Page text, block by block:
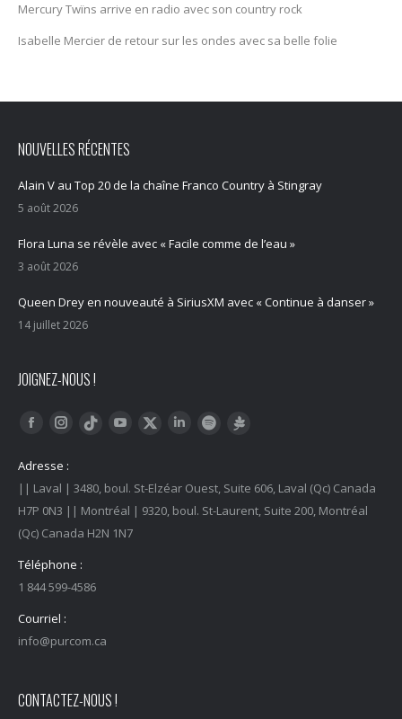
Mercury Twïns arrive en radio avec son country rock
Isabelle Mercier de retour sur les ondes avec sa belle folie
NOUVELLES RÉCENTES
Alain V au Top 20 de la chaîne Franco Country à Stingray
5 août 2026
Flora Luna se révèle avec « Facile comme de l’eau »
3 août 2026
Queen Drey en nouveauté à SiriusXM avec « Continue à danser »
14 juillet 2026
JOIGNEZ-NOUS !
Trouvez nous sur :
FacebookInstagram
Tiktok YouTubeTwitter LinkedInSpotify
Adresse :
|| Laval | 3480, boul. St-Elzéar Ouest, Suite 606, Laval (Qc) Canada
H7P 0N3 || Montréal | 9320, boul. St-Laurent, Suite 200, Montréal
(Qc) Canada H2N 1N7
Téléphone :
1 844 599-4586
Courriel :
info@purcom.ca
CONTACTEZ-NOUS !